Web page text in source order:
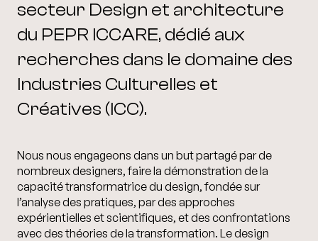
secteur Design et architecture
du PEPR ICCARE, dédié aux
recherches dans le domaine des
Industries Culturelles et
Créatives (ICC).
Nous nous engageons dans un but partagé par de
nombreux designers, faire la démonstration de la
capacité transformatrice du design, fondée sur
l’analyse des pratiques, par des approches
expérientielles et scientifiques, et des confrontations
avec des théories de la transformation. Le design